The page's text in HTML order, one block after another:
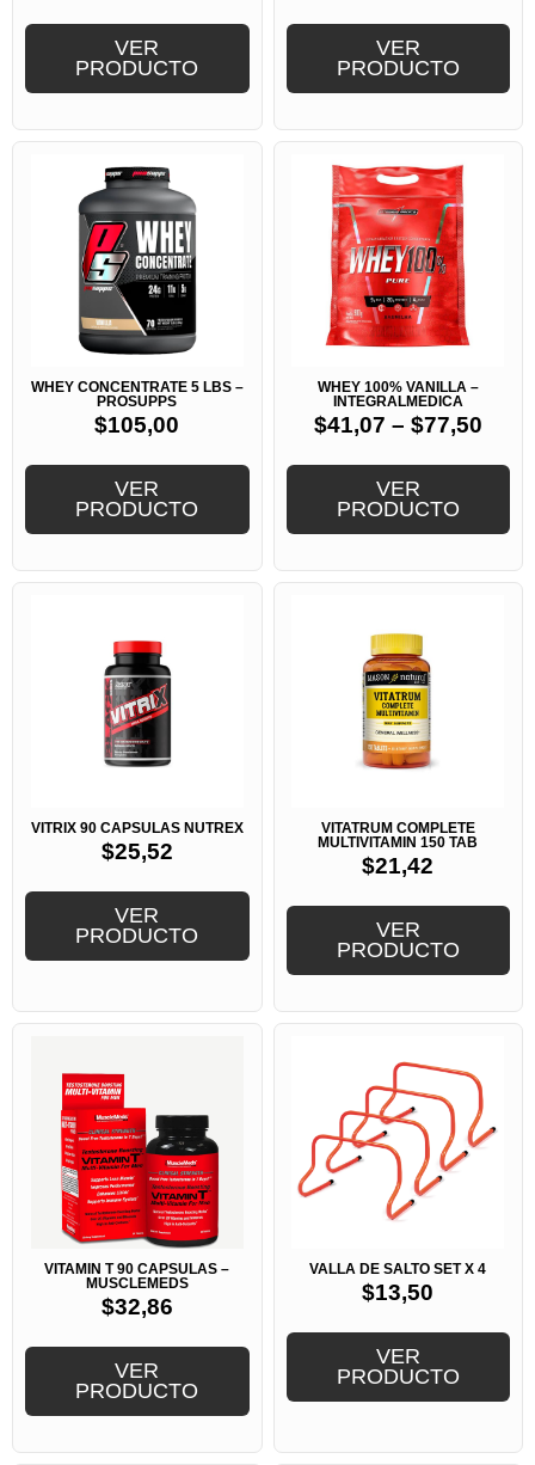
VER
PRODUCTO
VER
PRODUCTO
WHEY CONCENTRATE 5 LBS –
PROSUPPS
$105,00
VER
PRODUCTO
WHEY 100% VANILLA –
INTEGRALMEDICA
$41,07 – $77,50
VER
PRODUCTO
VITRIX 90 CAPSULAS NUTREX
$25,52
VER
PRODUCTO
VITATRUM COMPLETE
MULTIVITAMIN 150 TAB
$21,42
VER
PRODUCTO
VITAMIN T 90 CAPSULAS –
MUSCLEMEDS
$32,86
VER
PRODUCTO
VALLA DE SALTO SET X 4
$13,50
VER
PRODUCTO